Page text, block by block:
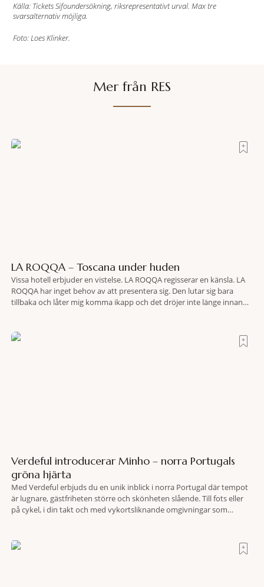
Källa: Tickets Sifoundersökning, riksrepresentativt urval. Max tre
svarsalternativ möjliga.
Foto: Loes Klinker.
Mer från RES
LA ROQQA – Toscana under huden
Vissa hotell erbjuder en vistelse. LA ROQQA regisserar en känsla. LA
ROQQA har inget behov av att presentera sig. Den lutar sig bara
tillbaka och låter mig komma ikapp och det dröjer inte länge innan
Verdeful introducerar Minho – norra Portugals
gröna hjärta
Med Verdeful erbjuds du en unik inblick i norra Portugal där tempot
är lugnare, gästfriheten större och skönheten slående. Till fots eller
på cykel, i din takt och med vykortsliknande omgivningar som
travel när det